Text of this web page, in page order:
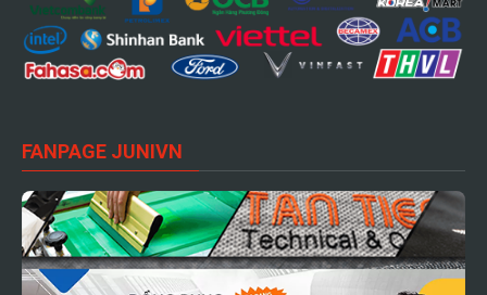
FANPAGE JUNIVN